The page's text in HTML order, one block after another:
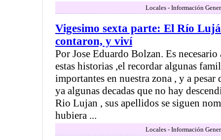
Locales - Información
Vigesimo sexta parte: El Río
contaron, y viví
Por Jose Eduardo Bolzan. Es necesario
estas historias ,el recordar algunas
importantes en nuestra zona , y a
ya algunas decadas que no hay
Rio Lujan , sus apellidos se siguen
hubiera ...
Locales - Información